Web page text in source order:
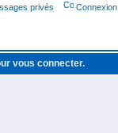
privés Connexion
vous connecter.